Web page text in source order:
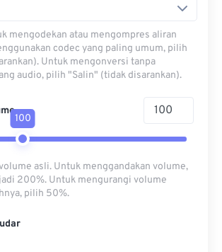
mengodekan atau mengompres aliran
codec yang paling umum, pilih
Untuk mengonversi tanpa
audio, pilih "Salin" (tidak disarankan).
100
asli. Untuk menggandakan volume,
200%. Untuk mengurangi volume
pilih 50%.